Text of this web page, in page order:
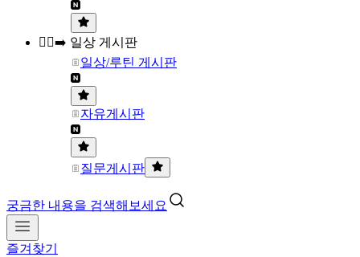
🏃‍♀️‍➡️ 일상 게시판
일상/루틴 게시판
자유게시판
질문게시판
궁금한 내용을 검색해보세요
즐겨찾기